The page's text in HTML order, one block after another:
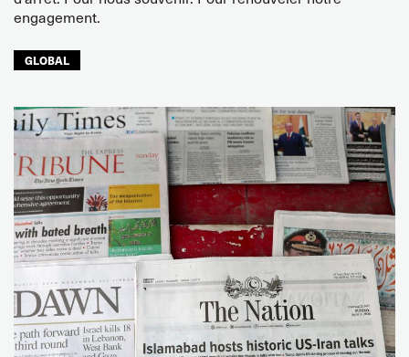
engagement.
GLOBAL